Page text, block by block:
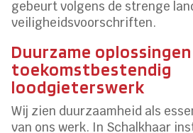
gebeurt volgens de strenge
veiligheidsvoorschriften.
Duurzame
toekomstbestendig
loodgieterswerk
Wij zien duurzaamheid als
van ons werk. In Schalkhaar